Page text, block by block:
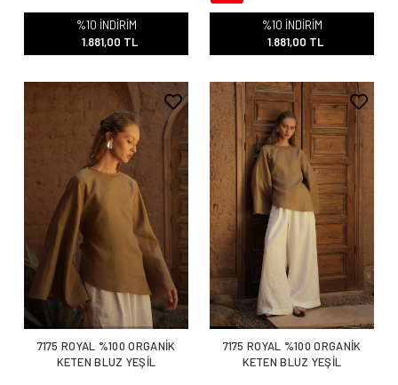
%10 İNDİRİM
1.881,00 TL
%10 İNDİRİM
1.881,00 TL
7175 ROYAL %100 ORGANİK
KETEN BLUZ YEŞİL
7175 ROYAL %100 ORGANİK
KETEN BLUZ YEŞİL